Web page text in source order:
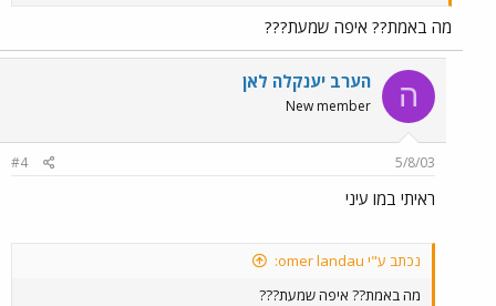
מה באמת?? איפה שמעת???
ה הערב יענקלה לאן
New member
5/8/03
#4
ראיתי במו עיני
נכתב ע"י omer landau:
מה באמת?? איפה שמעת???